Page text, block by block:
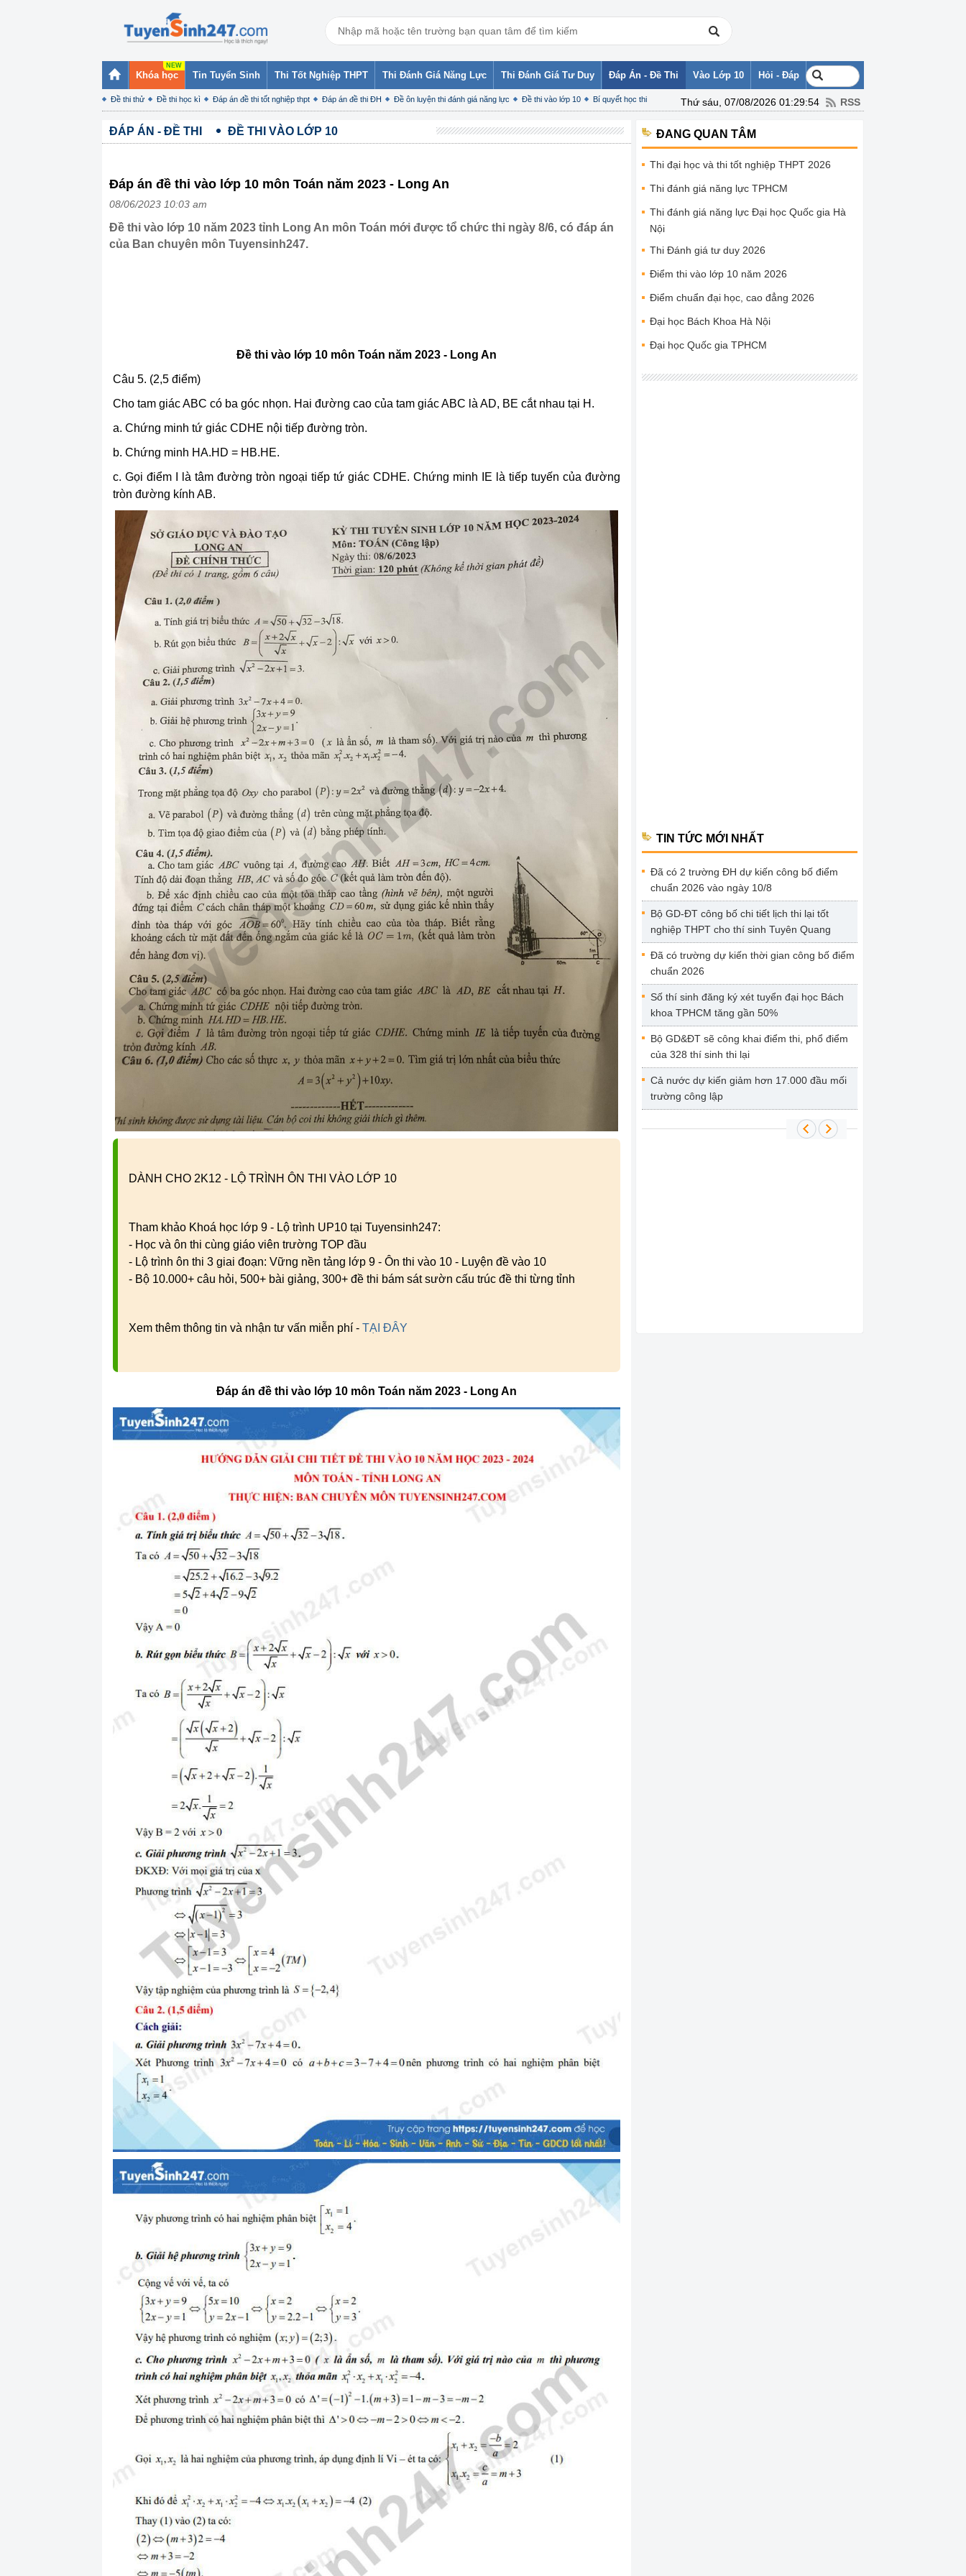
Khóa học Tin Tuyển Sinh Thi Tốt Nghiệp THPT Thi Đánh Giá Năng Lực Thi Đánh Giá Tư Duy Đáp Án - Đề Thi
Đề thi thử Đề thi học kì Đáp án đề thi tốt nghiệp thpt Đáp án đề thi ĐH Đề ôn luyện thi đánh giá năng lực Đề thi vào lớp 10 Bí quyết học thi
Vào Lớp 10 Hỏi - Đáp
Thứ sáu, 07/08/2026 01:29:54 RSS
ĐÁP ÁN - ĐỀ THI ĐỀ THI VÀO LỚP 10
Đáp án đề thi vào lớp 10 môn Toán năm 2023 - Long An
08/06/2023 10:03 am
Đề thi vào lớp 10 năm 2023 tỉnh Long An môn Toán mới được tổ chức thi ngày 8/6, có đáp án
của Ban chuyên môn Tuyensinh247.
Đề thi vào lớp 10 môn Toán năm 2023 - Long An
Câu 5. (2,5 điểm)
Cho tam giác ABC có ba góc nhọn. Hai đường cao của tam giác ABC là AD, BE cắt nhau tại H.
a. Chứng minh tứ giác CDHE nội tiếp đường tròn.
b. Chứng minh HA.HD = HB.HE.
c. Gọi điểm I là tâm đường tròn ngoại tiếp tứ giác CDHE. Chứng minh IE là tiếp tuyến của đường
tròn đường kính AB.
DÀNH CHO 2K12 - LỘ TRÌNH ÔN THI VÀO LỚP 10
Tham khảo Khoá học lớp 9 - Lộ trình UP10 tại Tuyensinh247:
- Học và ôn thi cùng giáo viên trường TOP đầu
- Lộ trình ôn thi 3 giai đoạn: Vững nền tảng lớp 9 - Ôn thi vào 10 - Luyện đề vào 10
- Bộ 10.000+ câu hỏi, 500+ bài giảng, 300+ đề thi bám sát sườn cấu trúc đề thi từng tỉnh
Xem thêm thông tin và nhận tư vấn miễn phí - TẠI ĐÂY
Đáp án đề thi vào lớp 10 môn Toán năm 2023 - Long An
ĐANG QUAN TÂM
Thi đại học và thi tốt nghiệp THPT 2026
Thi đánh giá năng lực TPHCM
Thi đánh giá năng lực Đại học Quốc gia Hà
Nội
Thi Đánh giá tư duy 2026
Điểm thi vào lớp 10 năm 2026
Điểm chuẩn đại học, cao đẳng 2026
Đại học Bách Khoa Hà Nội
Đại học Quốc gia TPHCM
TIN TỨC MỚI NHẤT
Đã có 2 trường ĐH dự kiến công bố điểm
chuẩn 2026 vào ngày 10/8
Bộ GD-ĐT công bố chi tiết lịch thi lại tốt
nghiệp THPT cho thí sinh Tuyên Quang
Đã có trường dự kiến thời gian công bố điểm
chuẩn 2026
Số thí sinh đăng ký xét tuyển đại học Bách
khoa TPHCM tăng gần 50%
Bộ GD&ĐT sẽ công khai điểm thi, phổ điểm
của 328 thí sinh thi lại
Cả nước dự kiến giảm hơn 17.000 đầu mối
trường công lập